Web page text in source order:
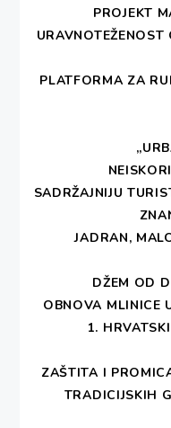
PROJEKT
PLATFORMA ZA
SADRŽAJNIJU
JADRAN,
DŽEM OD
OBNOVA MLINICE
1.
ZAŠTITA I
TRADICIJSKIH
Djelovanje
uvjetima za
se kontakti s
traže ciljanu
odjeći za
Copyright